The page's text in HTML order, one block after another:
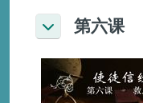
折叠 第六课